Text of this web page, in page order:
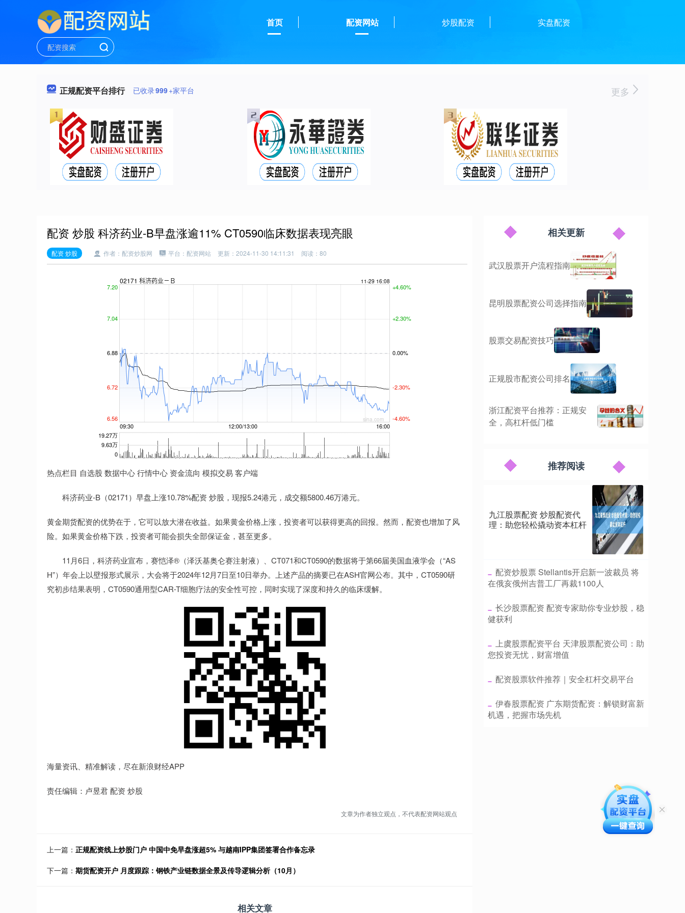
首页 配资网站 炒股配资 实盘配资
正规配资平台排行 已收录999+家平台 更多
配资 炒股 科济药业-B早盘涨逾11% CT0590临床数据表现亮眼
配资 炒股 作者：配资炒股网 平台：配资网站 更新：2024-11-30 14:11:31 阅读：80
热点栏目 自选股 数据中心 行情中心 资金流向 模拟交易 客户端
科济药业-B（02171）早盘上涨10.78%配资 炒股，现报5.24港元，成交额5800.46万港元。
黄金期货配资的优势在于，它可以放大潜在收益。如果黄金价格上涨，投资者可以获得更高的回报。然而，配资也增加了风
险。如果黄金价格下跌，投资者可能会损失全部保证金，甚至更多。
11月6日，科济药业宣布，赛恺泽®（泽沃基奥仑赛注射液）、CT071和CT0590的数据将于第66届美国血液学会（“AS
H”）年会上以壁报形式展示，大会将于2024年12月7日至10日举办。上述产品的摘要已在ASH官网公布。其中，CT0590研
究初步结果表明，CT0590通用型CAR-T细胞疗法的安全性可控，同时实现了深度和持久的临床缓解。
海量资讯、精准解读，尽在新浪财经APP
责任编辑：卢昱君 配资 炒股
文章为作者独立观点，不代表配资网站观点
上一篇： 正规配资线上炒股门户 中国中免早盘涨超5% 与越南IPP集团签署合作备忘录
下一篇： 期货配资开户 月度跟踪：钢铁产业链数据全景及传导逻辑分析（10月）
相关文章
相关更新
武汉股票开户流程指南
昆明股票配资公司选择指南
股票交易配资技巧
正规股市配资公司排名
浙江配资平台推荐：正规安
全，高杠杆低门槛
推荐阅读
九江股票配资 炒股配资代
理：助您轻松撬动资本杠杆
​配资炒股票 Stellantis开启新一波裁员 将
在俄亥俄州吉普工厂再裁1100人
​长沙股票配资 配资专家助你专业炒股，稳
健获利
​上虞股票配资平台 天津股票配资公司：助
您投资无忧，财富增值
​配资股票软件推荐｜安全杠杆交易平台
​伊春股票配资 广东期货配资：解锁财富新
机遇，把握市场先机